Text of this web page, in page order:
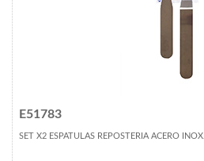
E51783
SET X2 ESPATULAS REPOSTERIA ACERO INOX.